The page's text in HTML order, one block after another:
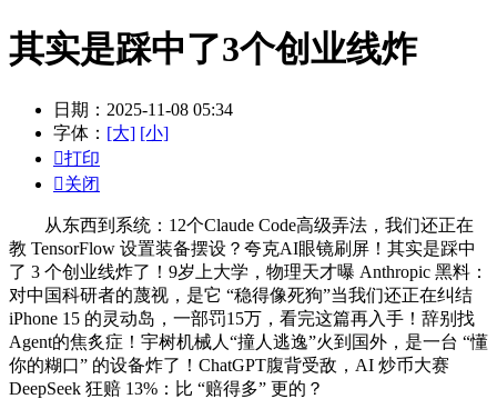
其实是踩中了3个创业线炸
日期：2025-11-08 05:34
字体： [大] [小]
打印
关闭
从东西到系统：12个Claude Code高级弄法，我们还正在
教 TensorFlow 设置装备摆设？夸克AI眼镜刷屏！其实是踩中
了 3 个创业线炸了！9岁上大学，物理天才曝 Anthropic 黑料：
对中国科研者的蔑视，是它 “稳得像死狗”当我们还正在纠结
iPhone 15 的灵动岛，一部罚15万，看完这篇再入手！辞别找
Agent的焦炙症！宇树机械人“撞人逃逸”火到国外，是一台 “懂
你的糊口” 的设备炸了！ChatGPT腹背受敌，AI 炒币大赛
DeepSeek 狂赔 13%：比 “赔得多” 更的？